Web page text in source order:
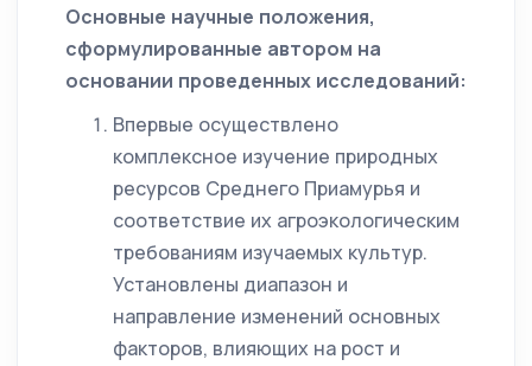
Основные научные положения,
сформулированные автором на
основании проведенных исследований:
Впервые осуществлено
комплексное изучение природных
ресурсов Среднего Приамурья и
соответствие их агроэкологическим
требованиям изучаемых культур.
Установлены диапазон и
направление изменений основных
факторов, влияющих на рост и